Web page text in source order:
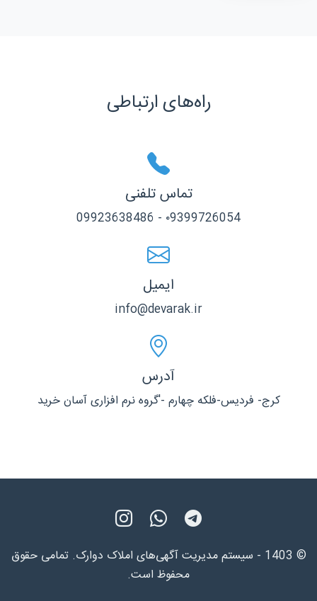
راه‌های ارتباطی
تماس تلفنی
۰9399726054 - 09923638486
ایمیل
info@devarak.ir
آدرس
کرج- فردیس-فلکه چهارم -'گروه نرم افزاری آسان خرید
© 1403 - سیستم مدیریت آگهی‌های املاک دوارک. تمامی حقوق
محفوظ است.